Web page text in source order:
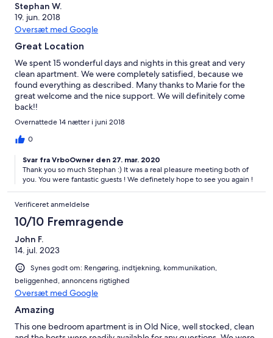
Stephan W.
19. jun. 2018
Oversæt med Google
Great Location
We spent 15 wonderful days and nights in this great and very
clean apartment. We were completely satisfied, because we
found everything as described. Many thanks to Marie for the
great welcome and the nice support. We will definitely come
back!!
Overnattede 14 nætter i juni 2018
0
Svar fra VrboOwner den 27. mar. 2020
Thank you so much Stephan :) It was a real pleasure meeting both of
you. You were fantastic guests ! We definetely hope to see you again !
Verificeret anmeldelse
10/10 Fremragende
John F.
14. jul. 2023
Synes godt om: Rengøring, indtjekning, kommunikation,
beliggenhed, annoncens rigtighed
Oversæt med Google
Amazing
This one bedroom apartment is in Old Nice, well stocked, clean